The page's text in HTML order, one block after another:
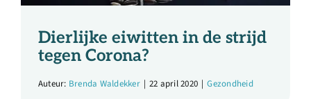
Over ons
Ondernemer
Dierlijke eiwitten in de strijd
tegen Corona?
Auteur: Brenda Waldekker | 22 april 2020 | Gezondheid